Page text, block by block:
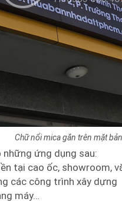
Chữ nổi mica gắn trên mặt
những ứng dụng sau:
tại cao ốc, showroom,
các công trình xây dựng
máy…